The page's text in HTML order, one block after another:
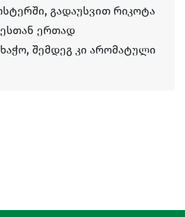
გადაუსვით რიკოტა
ერთად
შემდეგ კი არომატული